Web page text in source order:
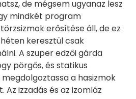
de mégsem ugyanaz lesz
mindkét program
erősítése áll, de ez
keresztül csak
A szuper edzői gárda
pörgős, és statikus
a hasizmok
izzadás és az izomláz